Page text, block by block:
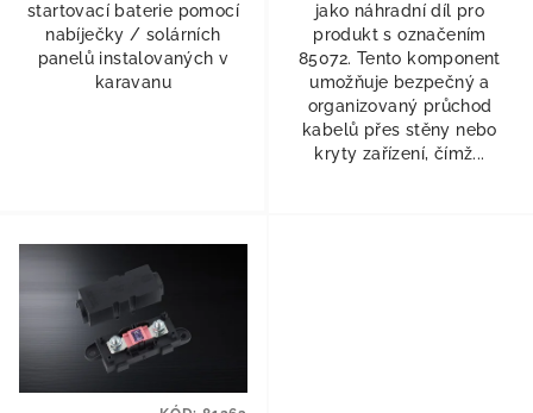
startovací baterie pomocí
nabíječky / solárních
panelů instalovaných v
karavanu
jako náhradní díl pro
produkt s označením
85072. Tento komponent
umožňuje bezpečný a
organizovaný průchod
kabelů přes stěny nebo
kryty zařízení, čímž...